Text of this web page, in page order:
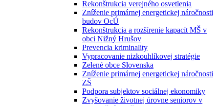
Rekonštrukcia verejného osvetlenia
Zníženie primárnej energetickej náročnosti
budov OcÚ
Rekonštrukcia a rozšírenie kapacít MŠ v
obci Nižný Hrušov
Prevencia kriminality
Vypracovanie nizkouhlíkovej stratégie
Zelené obce Slovenska
Zníženie primárnej energetickej náročnosti
ZŠ
Podpora subjektov sociálnej ekonomiky
Zvyšovanie životnej úrovne seniorov v